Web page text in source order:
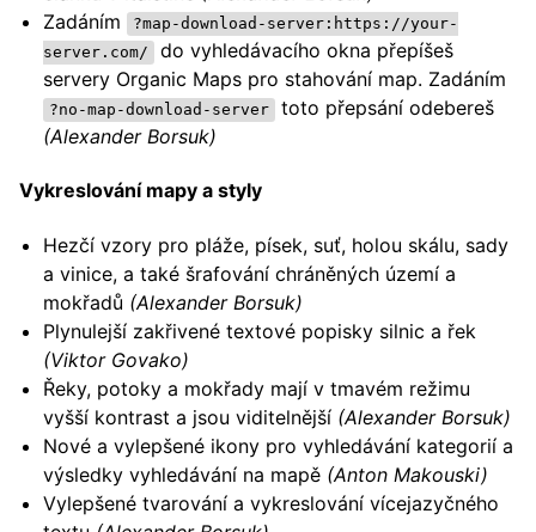
Zadáním
?map-download-server:https://your-
server.com/
do vyhledávacího okna přepíšeš
servery Organic Maps pro stahování map. Zadáním
?no-map-download-server
toto přepsání odebereš
(Alexander Borsuk)
Vykreslování mapy a styly
Hezčí vzory pro pláže, písek, suť, holou skálu, sady
a vinice, a také šrafování chráněných území a
mokřadů (Alexander Borsuk)
Plynulejší zakřivené textové popisky silnic a řek
(Viktor Govako)
Řeky, potoky a mokřady mají v tmavém režimu
vyšší kontrast a jsou viditelnější (Alexander Borsuk)
Nové a vylepšené ikony pro vyhledávání kategorií a
výsledky vyhledávání na mapě (Anton Makouski)
Vylepšené tvarování a vykreslování vícejazyčného